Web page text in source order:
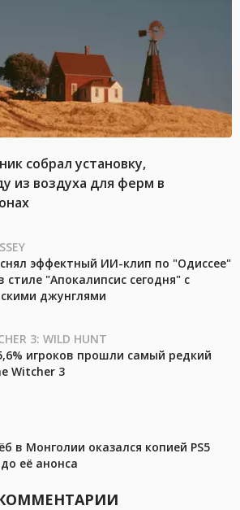
собрал установку,
из воздуха для ферм в
эффектный ИИ-клип по "Одиссее"
стиле "Апокалипсис сегодня" с
джунглями
3: WILD HUNT
игроков прошли самый редкий
Witcher 3
в Монголии оказался копией PS5
её анонса